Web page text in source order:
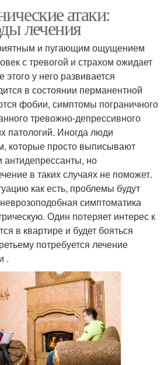
атаки:
лечения
и пугающим ощущением
с тревогой и страхом ожидает
у него развивается
в состоянии перманентной
фобии, симптомы пограничного
тревожно-депрессивного
патологий. Иногда люди
которые просто выписывают
антидепрессанты, но
в таких случаях не поможет.
как есть, проблемы будут
неврозоподобная симптоматика
Один потеряет интерес к
в квартире и будет бояться
потребуется лечение
.